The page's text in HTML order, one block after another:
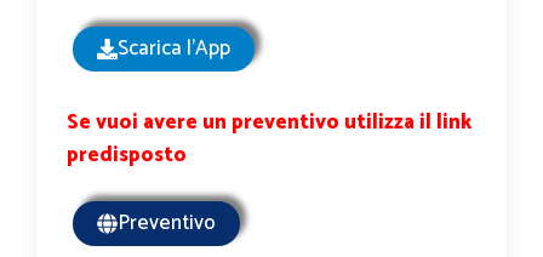
Scarica l'App
Se vuoi avere un preventivo utilizza il link
predisposto
Preventivo